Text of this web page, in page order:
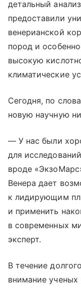
детальный
предоставили
венерианской
пород и
высокую
климатические
Сегодня, по
новую научную
— У нас были
для
вроде
Венера дает
к лидирующим
и применить
в современных
эксперт.
В течение
внимание ученых